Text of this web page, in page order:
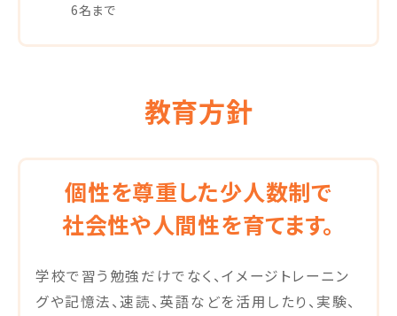
6名まで
教育方針
個性を尊重した少人数制で
社会性や人間性を育てます。
学校で習う勉強だけでなく、イメージトレーニン
グや記憶法、速読、英語などを活用したり、実験、